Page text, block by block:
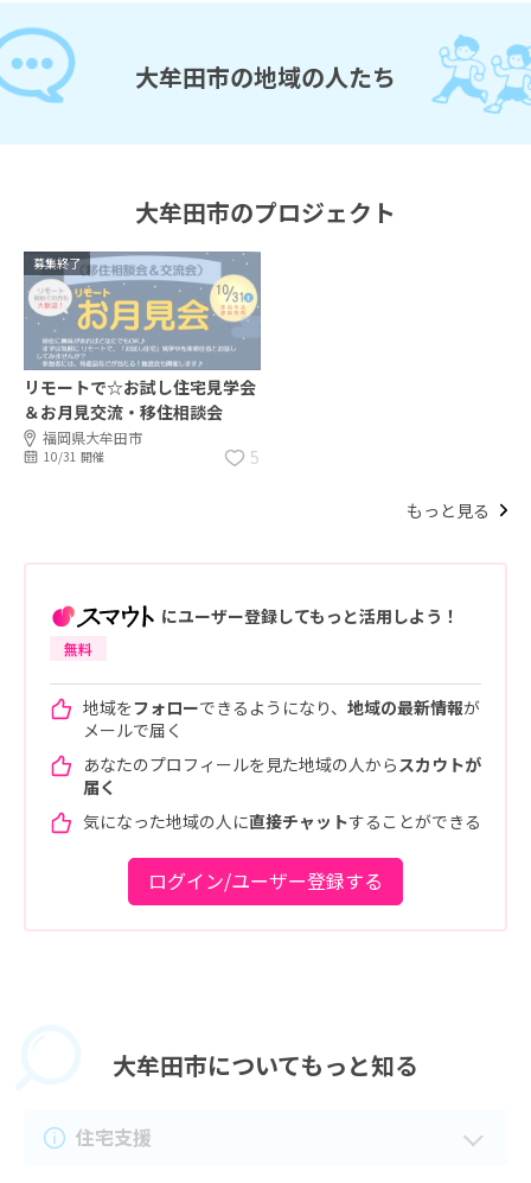
大牟田市の地域の人たち
大牟田市のプロジェクト
募集終了
リモートで☆お試し住宅見学会
＆お月見交流・移住相談会
福岡県大牟田市
10/31 開催 5
もっと見る
にユーザー登録してもっと活用しよう！
無料
地域をフォローできるようになり、 地域の最新情報が
メールで届く
あなたのプロフィールを見た地域の人から スカウトが
届く
気になった地域の人に直接チャットすることができる
ログイン/ユーザー登録する
大牟田市についてもっと知る
住宅支援